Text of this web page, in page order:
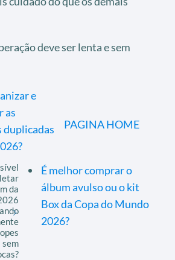
deve ser lenta e sem
e
as
É melhor comprar o
álbum avulso ou o kit
Box da Copa do Mundo
2026?
PAGINA HOME
da
sem